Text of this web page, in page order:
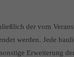
der vom
werden. Jede
Erweiterung